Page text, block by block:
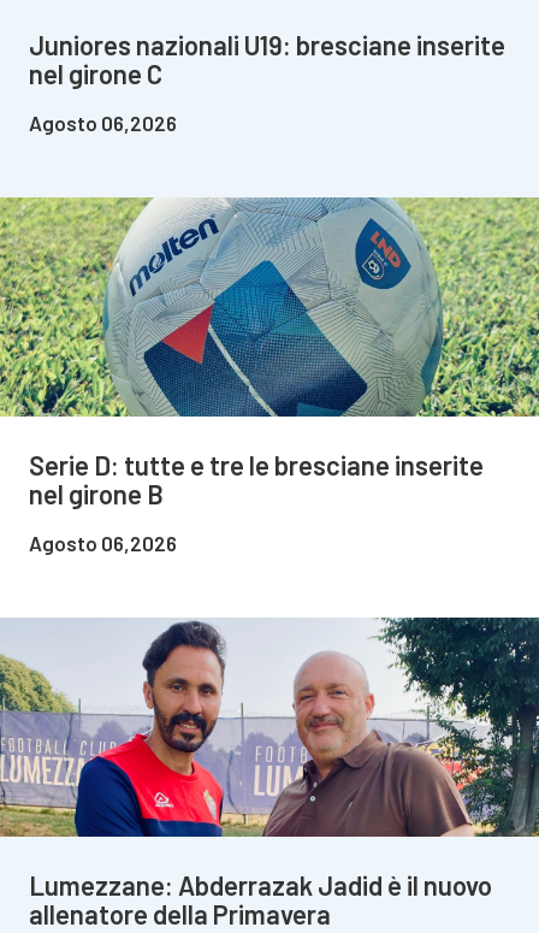
Juniores nazionali U19: bresciane inserite
nel girone C
Agosto 06,2026
Serie D: tutte e tre le bresciane inserite
nel girone B
Agosto 06,2026
Lumezzane: Abderrazak Jadid è il nuovo
allenatore della Primavera